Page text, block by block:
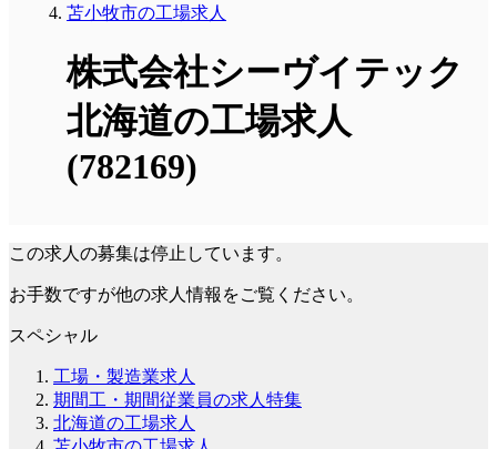
苫小牧市の工場求人
株式会社シーヴイテック
北海道の工場求人
(782169)
この求人の募集は停止しています。
お手数ですが他の求人情報をご覧ください。
スペシャル
工場・製造業求人
期間工・期間従業員の求人特集
北海道の工場求人